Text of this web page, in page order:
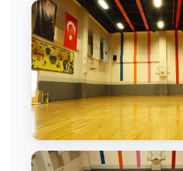
Basketbol Sahası
Basketbol Antrenmanı